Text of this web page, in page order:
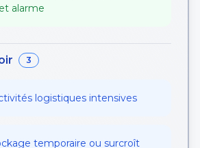
alarme
3
logistiques intensives
temporaire ou surcroît